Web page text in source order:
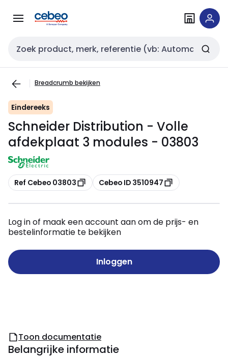
naar
naar
Zoekveld invoer
Breadcrumb bekijken
Eindereeks
Schneider Distribution - Volle
afdekplaat 3 modules - 03803
Kopiëren
Ref Cebeo 03803 Kopiëren
Cebeo ID 3510947
Log in of maak een account aan om de prijs- en
bestelinformatie te bekijken
Inloggen
Toon documentatie
Belangrijke informatie